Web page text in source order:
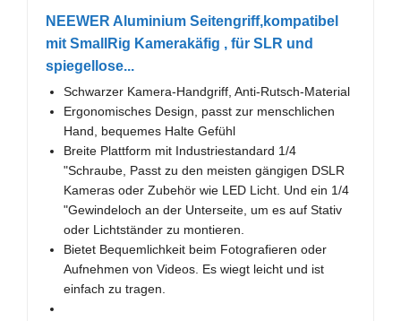
NEEWER Aluminium Seitengriff,kompatibel
mit SmallRig Kamerakäfig , für SLR und
spiegellose...
Schwarzer Kamera-Handgriff, Anti-Rutsch-Material
Ergonomisches Design, passt zur menschlichen
Hand, bequemes Halte Gefühl
Breite Plattform mit Industriestandard 1/4
"Schraube, Passt zu den meisten gängigen DSLR
Kameras oder Zubehör wie LED Licht. Und ein 1/4
"Gewindeloch an der Unterseite, um es auf Stativ
oder Lichtständer zu montieren.
Bietet Bequemlichkeit beim Fotografieren oder
Aufnehmen von Videos. Es wiegt leicht und ist
einfach zu tragen.